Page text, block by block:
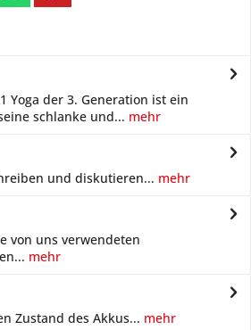
Yoga der 3. Generation ist ein
schlanke und... mehr
und diskutieren... mehr
von uns verwendeten
mehr
Zustand des Akkus... mehr